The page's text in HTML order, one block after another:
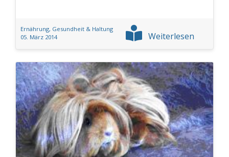
Ernährung, Gesundheit & Haltung
05. März 2014
Weiterlesen